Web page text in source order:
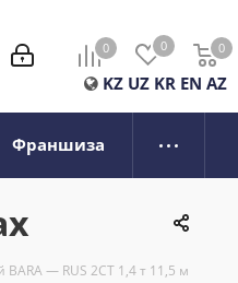
0 0 0
0
KZ UZ KR EN AZ
Франшиза
BARA — RUS 2СТ 1,4 т 11,5 м